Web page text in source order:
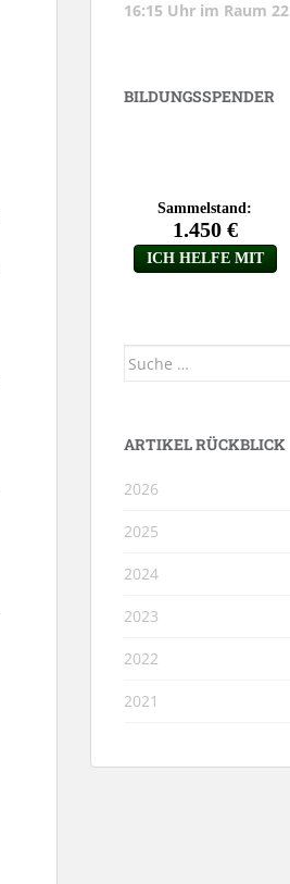
16:15 Uhr im Raum 22
BILDUNGSSPENDER
Suche
ARTIKEL RÜCKBLICK
2026
2025
2024
2023
2022
2021